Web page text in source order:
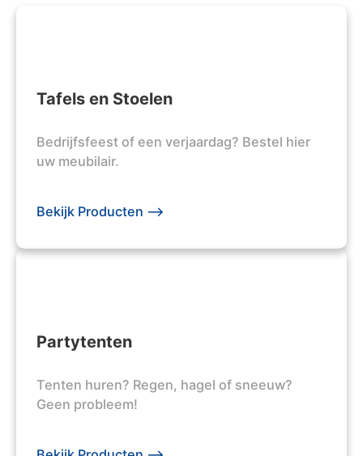
Tafels en Stoelen
Bedrijfsfeest of een verjaardag? Bestel hier
uw meubilair.
Bekijk Producten -->
Partytenten
Tenten huren? Regen, hagel of sneeuw?
Geen probleem!